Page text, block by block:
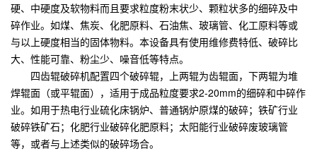
硬、中硬度及软物料而且要求粒度粉末状少、颗粒状多的细碎及中
碎作业。如煤、焦炭、化肥原料、石油焦、玻璃管、化工原料等或
与以上硬度相当的固体物料。本设备具有使用维修费特低、破碎比
大、性能可靠、粉尘少、噪音低等特点。
四齿辊破碎机配置四个破碎辊，上两辊为齿辊面，下两辊为堆
焊辊面（或平辊面），适用于成品粒度要求2-20mm的细碎和中碎作
业。如用于热电行业硫化床锅炉、普通锅炉原煤的破碎；铁矿行业
破碎铁矿石；化肥行业破碎化肥原料；太阳能行业破碎废玻璃管
等，或者与上述类似的破碎场合。